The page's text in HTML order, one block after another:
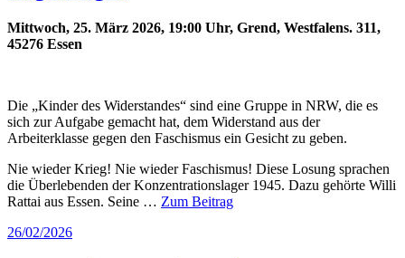
Mittwoch, 25. März 2026, 19:00 Uhr, Grend, Westfalens. 311,
45276 Essen
Die „Kinder des Widerstandes“ sind eine Gruppe in NRW, die es
sich zur Aufgabe gemacht hat, dem Widerstand aus der
Arbeiterklasse gegen den Faschismus ein Gesicht zu geben.
Nie wieder Krieg! Nie wieder Faschismus! Diese Losung sprachen
die Überlebenden der Konzentrationslager 1945. Dazu gehörte Willi
Rattai aus Essen. Seine … Zum Beitrag
Veröffentlicht
26/02/2026